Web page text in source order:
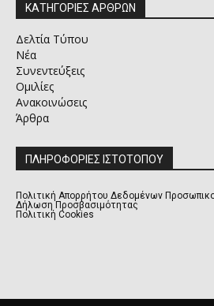
ΚΑΤΗΓΟΡΙΕΣ ΑΡΘΡΩΝ
Δελτία Τύπου
Νέα
Συνεντεύξεις
Ομιλίες
Ανακοινώσεις
Άρθρα
ΠΛΗΡΟΦΟΡΙΕΣ ΙΣΤΟΤΟΠΟΥ
Πολιτική Απορρήτου Δεδομένων
Δήλωση Προσβασιμότητας
Πολιτική Cookies